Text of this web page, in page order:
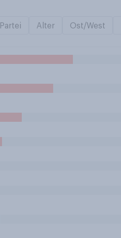
Partei Alter Ost/West